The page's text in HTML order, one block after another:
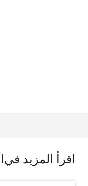
اقرأ المزيد في